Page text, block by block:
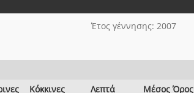
Έτος γέννησης: 2007
Κόκκινες
Λεπτά
Μέσος Όρος